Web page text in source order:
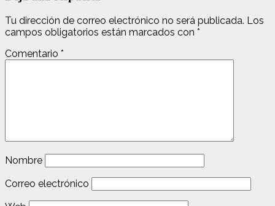
Tu dirección de correo electrónico no será publicada. Los
campos obligatorios están marcados con *
Comentario *
Nombre
Correo electrónico